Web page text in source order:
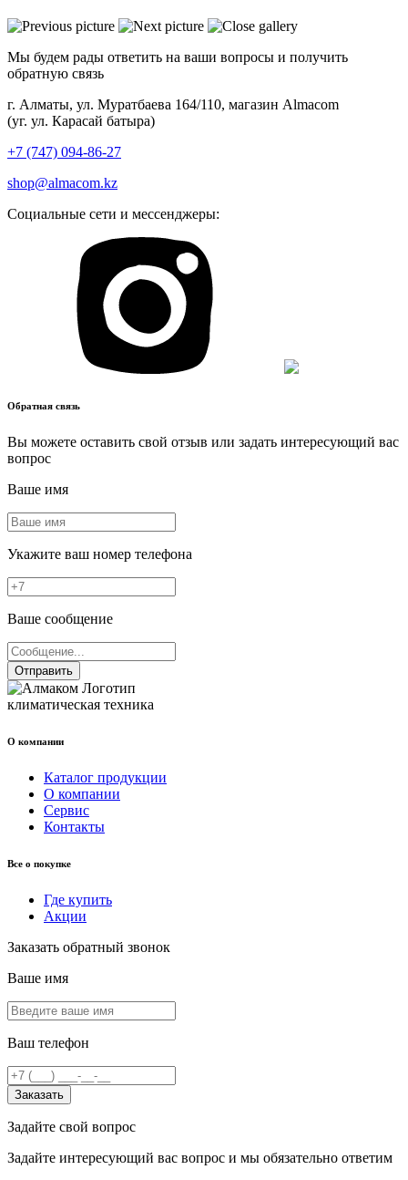
Мы будем рады ответить на ваши вопросы и получить
обратную связь
г. Алматы, ул. Муратбаева 164/110, магазин Almacom
(уг. ул. Карасай батыра)
+7 (747) 094-86-27
shop@almacom.kz
Социальные сети и мессенджеры:
Обратная связь
Вы можете оставить свой отзыв или задать интересующий вас
вопрос
Ваше имя
Укажите ваш номер телефона
Ваше сообщение
Отправить
климатическая техника
О компании
Каталог продукции
О компании
Сервис
Контакты
Все о покупке
Где купить
Акции
Заказать обратный звонок
Ваше имя
Ваш телефон
Заказать
Задайте свой вопрос
Задайте интересующий вас вопрос и мы обязательно ответим